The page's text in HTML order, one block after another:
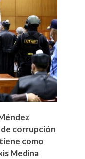
de corrupción
como
Medina